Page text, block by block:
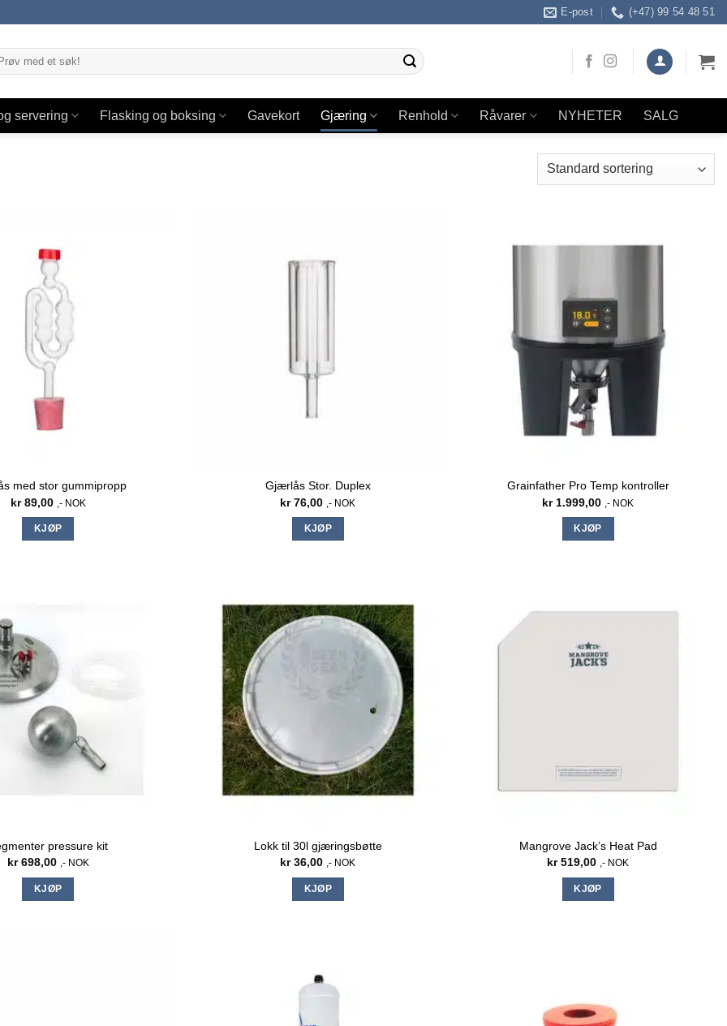
E-post (+47) 99 54 48 51
servering Flasking og boksing Gavekort Gjæring Renhold Råvarer NYHETER SALG
med stor gummipropp
kr89,00 ,- NOK
KJØP
Gjærlås Stor. Duplex
kr76,00 ,- NOK
KJØP
Grainfather Pro Temp kontroller
kr1.999,00 ,- NOK
KJØP
pressure kit
kr698,00 ,- NOK
KJØP
Lokk til 30l gjæringsbøtte
kr36,00 ,- NOK
KJØP
Mangrove Jack’s Heat Pad
kr519,00 ,- NOK
KJØP